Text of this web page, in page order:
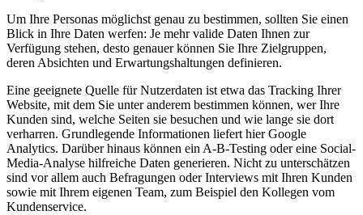
Um Ihre Personas möglichst genau zu bestimmen, sollten Sie einen
Blick in Ihre Daten werfen: Je mehr valide Daten Ihnen zur
Verfügung stehen, desto genauer können Sie Ihre Zielgruppen,
deren Absichten und Erwartungshaltungen definieren.
Eine geeignete Quelle für Nutzerdaten ist etwa das Tracking Ihrer
Website, mit dem Sie unter anderem bestimmen können, wer Ihre
Kunden sind, welche Seiten sie besuchen und wie lange sie dort
verharren. Grundlegende Informationen liefert hier Google
Analytics. Darüber hinaus können ein A-B-Testing oder eine Social-
Media-Analyse hilfreiche Daten generieren. Nicht zu unterschätzen
sind vor allem auch Befragungen oder Interviews mit Ihren Kunden
sowie mit Ihrem eigenen Team, zum Beispiel den Kollegen vom
Kundenservice.